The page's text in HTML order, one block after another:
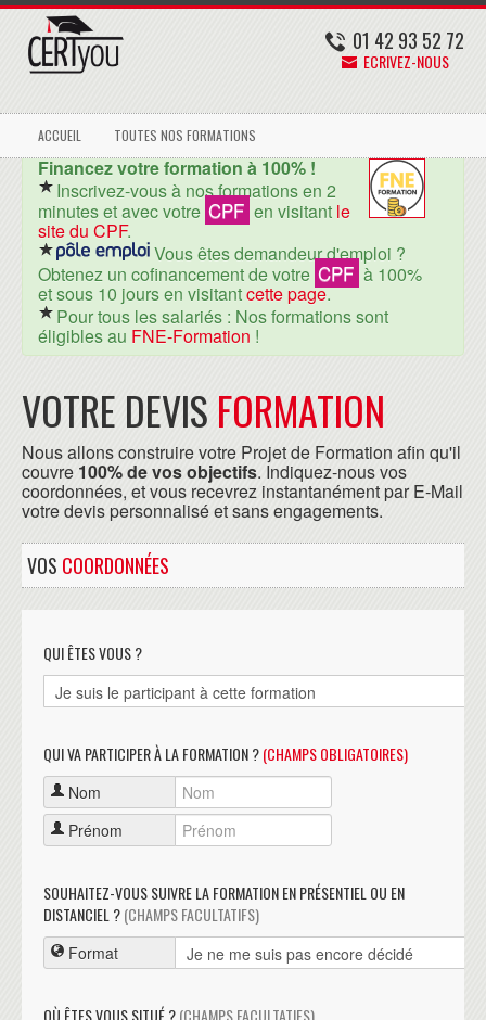
01 42 93 52 72
ECRIVEZ-NOUS
ACCUEIL TOUTES NOS FORMATIONS
Financez votre formation à 100% !
Inscrivez-vous à nos formations en 2
minutes et avec votre CPF en visitant le
site du CPF.
Vous êtes demandeur d'emploi ?
Obtenez un cofinancement de votre CPF à 100%
et sous 10 jours en visitantcette page.
Pour tous les salariés : Nos formations sont
éligibles au FNE-Formation !
VOTRE DEVIS FORMATION
Nous allons construire votre Projet de Formation afin qu'il
couvre 100% de vos objectifs. Indiquez-nous vos
coordonnées, et vous recevrez instantanément par E-Mail
votre devis personnalisé et sans engagements.
VOS COORDONNÉES
QUI ÊTES VOUS ?
QUI VA PARTICIPER À LA FORMATION ?(CHAMPS OBLIGATOIRES)
Nom
Prénom
SOUHAITEZ-VOUS SUIVRE LA FORMATION EN PRÉSENTIEL OU EN
DISTANCIEL ?(CHAMPS FACULTATIFS)
Format
OÙ ÊTES VOUS SITUÉ ?(CHAMPS FACULTATIFS)